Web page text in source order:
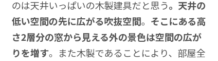
のは天井いっぱいの木製建具だと思う。天井の
低い空間の先に広がる吹抜空間。 そこにある高
さ2層分の窓から見える外の景色は空間の広が
りを増す。また木製であることにより、部屋全